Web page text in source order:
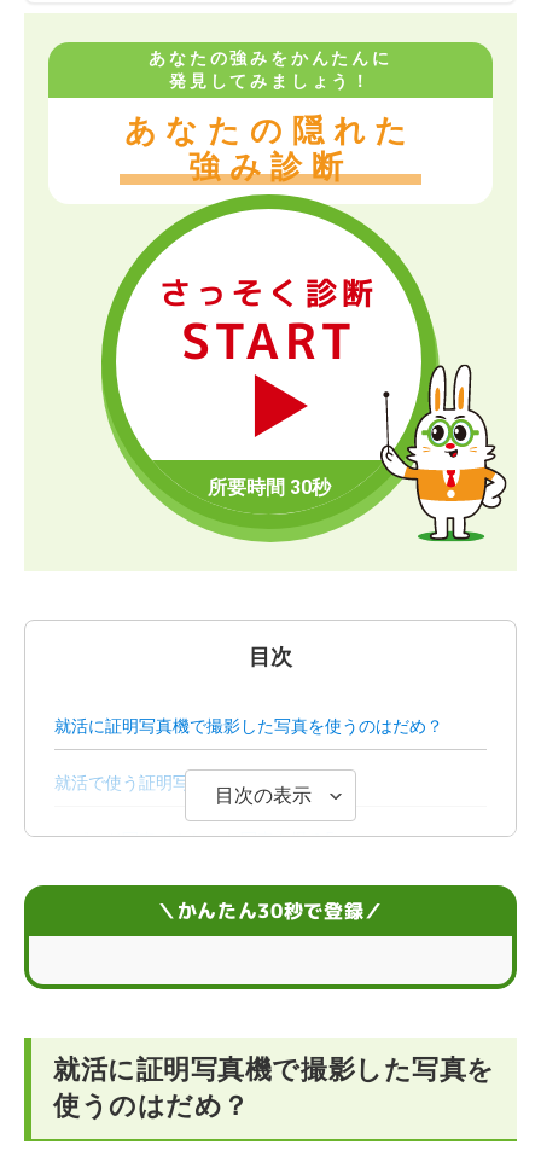
あなたの強みをかんたんに
発見してみましょう！
あなたの隠れた
強み診断
さっそく診断
START
目次
就活に証明写真機で撮影した写真を使うのはだめ？
就活で使う証明写真の基本
スピード写真できれいな写真を撮る5つのコツ
目次の表示
＼かんたん30秒で登録／
就活に証明写真機で撮影した写真を
使うのはだめ？